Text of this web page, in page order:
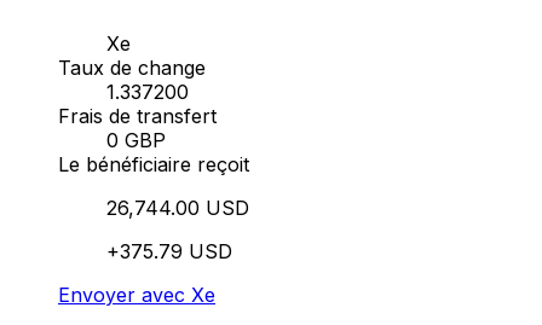
Xe
Taux de change
1.337200
Frais de transfert
0 GBP
Le bénéficiaire reçoit
26,744.00 USD
+375.79 USD
Envoyer avec Xe